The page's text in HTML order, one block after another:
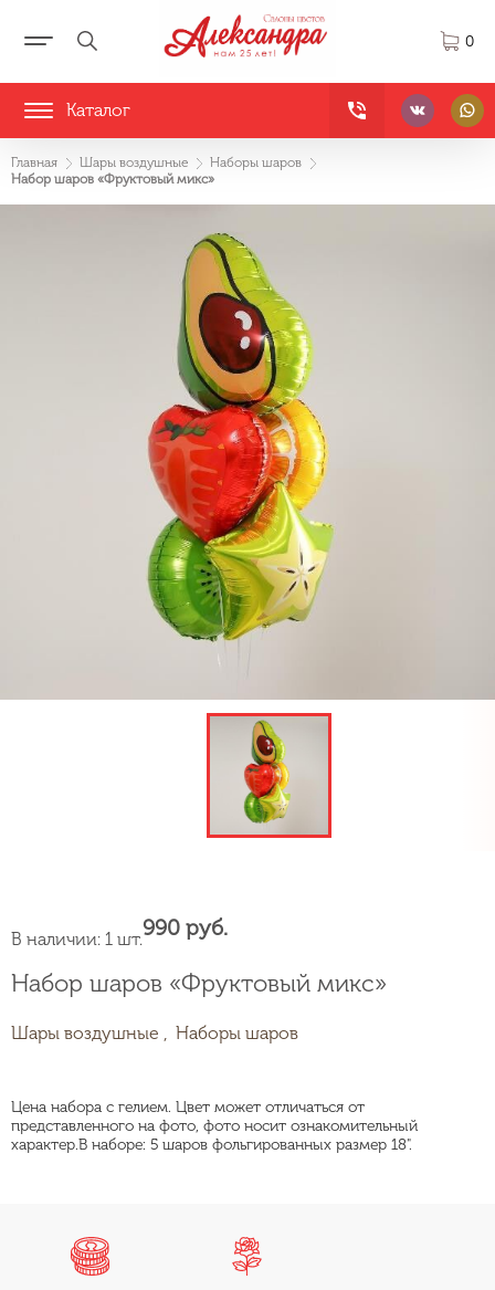
0
Каталог
Главная Шары воздушные
Наборы шаров
Набор шаров «Фруктовый микс»
Набор шаров «Фруктовый микс»
Шары воздушные , Наборы шаров
Цена набора с гелием. Цвет может отличаться от
представленного на фото, фото носит ознакомительный
характер.В наборе: 5 шаров фольгированных размер 18".
В наличии: 1 шт.990 руб.